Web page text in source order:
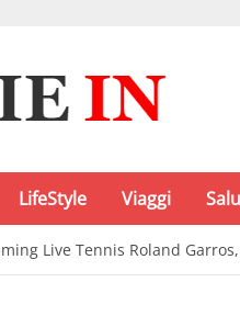
LifeStyle Viaggi
Live Tennis Roland